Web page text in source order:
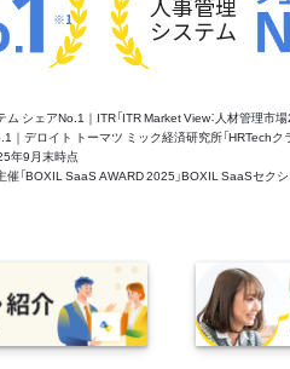
※1 システム
シェアNo.1｜ITR「ITR Market View：人材管理市
デロイト トーマツ ミック経済研究所「HRTechク
年9月末時点
「BOXIL SaaS AWARD 2025」BOXIL SaaSセク